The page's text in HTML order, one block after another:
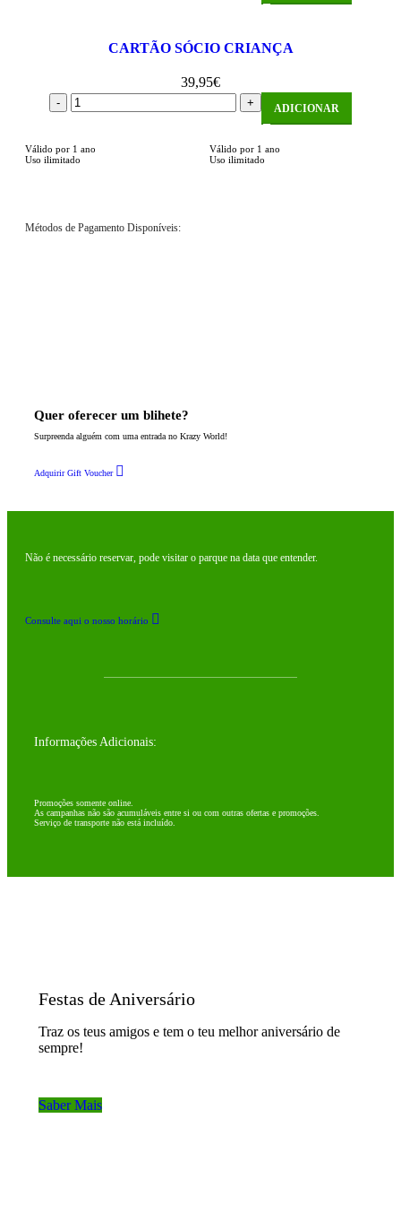
CARTÃO SÓCIO CRIANÇA
39,95€
ADICIONAR
Válido por 1 ano
Uso ilimitado
Válido por 1 ano
Uso ilimitado
Métodos de Pagamento Disponíveis:
Quer oferecer um blihete?
Surpreenda alguém com uma entrada no Krazy World!
Adquirir Gift Voucher
Não é necessário reservar, pode visitar o parque na data que entender.
Consulte aqui o nosso horário
Informações Adicionais:
Promoções somente online.
As campanhas não são acumuláveis entre si ou com outras ofertas e promoções.
Serviço de transporte não está incluído.
Festas de Aniversário
Traz os teus amigos e tem o teu melhor aniversário de
sempre!
Saber Mais